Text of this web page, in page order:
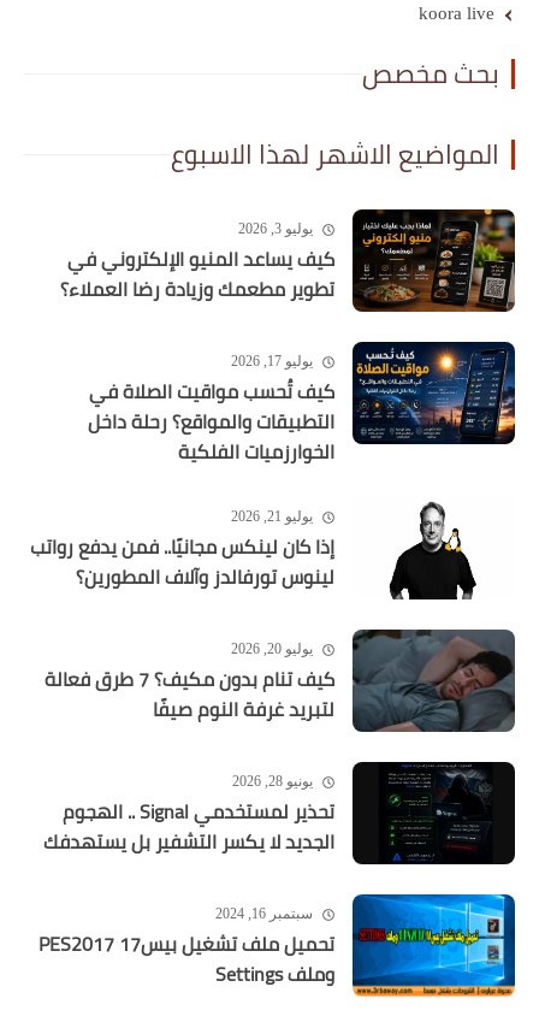
koora live
بحث مخصص
المواضيع الاشهر لهذا الاسبوع
يوليو 3, 2026
كيف يساعد المنيو الإلكتروني في
تطوير مطعمك وزيادة رضا العملاء؟
يوليو 17, 2026
كيف تُحسب مواقيت الصلاة في
التطبيقات والمواقع؟ رحلة داخل
الخوارزميات الفلكية
يوليو 21, 2026
إذا كان لينكس مجانيًا.. فمن يدفع رواتب
لينوس تورفالدز وآلاف المطورين؟
يوليو 20, 2026
كيف تنام بدون مكيف؟ 7 طرق فعالة
لتبريد غرفة النوم صيفًا
يونيو 28, 2026
تحذير لمستخدمي Signal .. الهجوم
الجديد لا يكسر التشفير بل يستهدفك
سبتمبر 16, 2024
تحميل ملف تشغيل بيس17 PES2017
وملف Settings